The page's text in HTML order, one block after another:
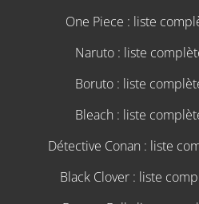
One Piece : liste
Naruto : liste
Boruto : liste
Bleach : liste
Détective Conan : liste
Black Clover : liste